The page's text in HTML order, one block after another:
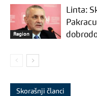
Region
Linta:
Skorašnji članci